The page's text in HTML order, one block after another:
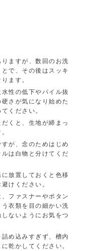
ますが、数回のお洗
で、その後はスッキ
ます。
性の低下やパイル抜
さが気になり始めた
ください。
くと、生地が締まっ
が、念のためはじめ
は白物と分けてくだ
放置しておくと色移
けください。
ファスナーやボタン
衣類を目の細かい洗
ないようにお気をつ
め込みすぎず、槽内
乾かしてください。